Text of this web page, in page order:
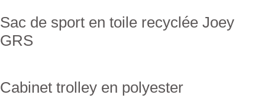
Sac de sport en toile recyclée Joey
GRS
Cabinet trolley en polyester